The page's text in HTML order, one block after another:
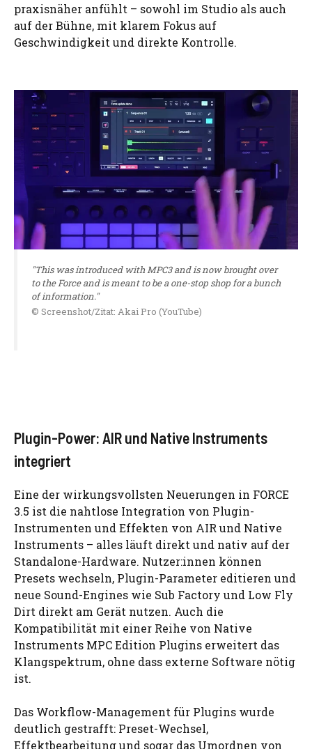
praxisnäher anfühlt – sowohl im Studio als auch
auf der Bühne, mit klarem Fokus auf
Geschwindigkeit und direkte Kontrolle.
"This was introduced with MPC3 and is now brought over
to the Force and is meant to be a one-stop shop for a bunch
of information."
© Screenshot/Zitat: Akai Pro (YouTube)
Plugin-Power: AIR und Native Instruments
integriert
Eine der wirkungsvollsten Neuerungen in FORCE
3.5 ist die nahtlose Integration von Plugin-
Instrumenten und Effekten von AIR und Native
Instruments – alles läuft direkt und nativ auf der
Standalone-Hardware. Nutzer:innen können
Presets wechseln, Plugin-Parameter editieren und
neue Sound-Engines wie Sub Factory und Low Fly
Dirt direkt am Gerät nutzen. Auch die
Kompatibilität mit einer Reihe von Native
Instruments MPC Edition Plugins erweitert das
Klangspektrum, ohne dass externe Software nötig
ist.
Das Workflow-Management für Plugins wurde
deutlich gestrafft: Preset-Wechsel,
Effektbearbeitung und sogar das Umordnen von